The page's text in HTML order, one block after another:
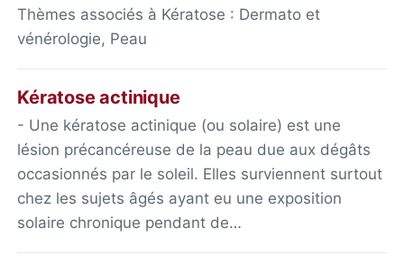
Thèmes associés à Kératose : Dermato et
vénérologie, Peau
Kératose actinique
- Une kératose actinique (ou solaire) est une
lésion précancéreuse de la peau due aux dégâts
occasionnés par le soleil. Elles surviennent surtout
chez les sujets âgés ayant eu une exposition
solaire chronique pendant de…